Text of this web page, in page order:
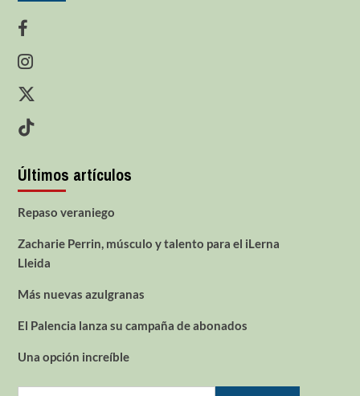
Últimos artículos
Repaso veraniego
Zacharie Perrin, músculo y talento para el iLerna
Lleida
Más nuevas azulgranas
El Palencia lanza su campaña de abonados
Una opción increíble